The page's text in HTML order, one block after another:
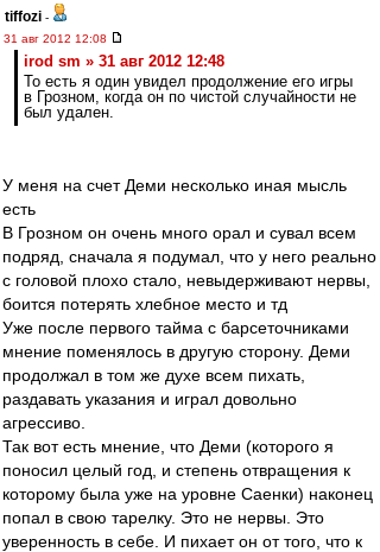
tiffozi -
31 авг 2012 12:08
irod sm » 31 авг 2012 12:48
То есть я один увидел продолжение его игры
в Грозном, когда он по чистой случайности не
был удален.
У меня на счет Деми несколько иная мысль
есть
В Грозном он очень много орал и сувал всем
подряд, сначала я подумал, что у него реально
с головой плохо стало, невыдерживают нервы,
боится потерять хлебное место и тд
Уже после первого тайма с барсеточниками
мнение поменялось в другую сторону. Деми
продолжал в том же духе всем пихать,
раздавать указания и играл довольно
агрессиво.
Так вот есть мнение, что Деми (которого я
поносил целый год, и степень отвращения к
которому была уже на уровне Саенки) наконец
попал в свою тарелку. Это не нервы. Это
уверенность в себе. И пихает он от того, что к